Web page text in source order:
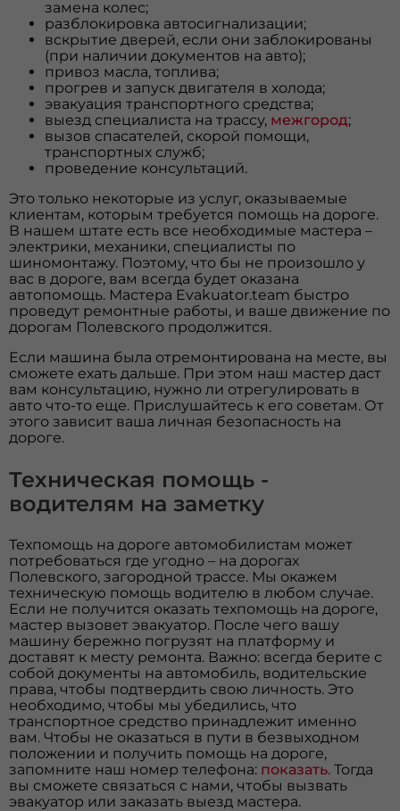
замена колес;
разблокировка автосигнализации;
вскрытие дверей, если они заблокированы
(при наличии документов на авто);
привоз масла, топлива;
прогрев и запуск двигателя в холода;
эвакуация транспортного средства;
выезд специалиста на трассу, межгород;
вызов спасателей, скорой помощи,
транспортных служб;
проведение консультаций.
Это только некоторые из услуг, оказываемые
клиентам, которым требуется помощь на дороге.
В нашем штате есть все необходимые мастера –
электрики, механики, специалисты по
шиномонтажу. Поэтому, что бы не произошло у
вас в дороге, вам всегда будет оказана
автопомощь. Мастера Evakuator.team быстро
проведут ремонтные работы, и ваше движение по
дорогам Полевского продолжится.
Если машина была отремонтирована на месте, вы
сможете ехать дальше. При этом наш мастер даст
вам консультацию, нужно ли отрегулировать в
авто что-то еще. Прислушайтесь к его советам. От
этого зависит ваша личная безопасность на
дороге.
Техническая помощь -
водителям на заметку
Техпомощь на дороге автомобилистам может
потребоваться где угодно – на дорогах
Полевского, загородной трассе. Мы окажем
техническую помощь водителю в любом случае.
Если не получится оказать техпомощь на дороге,
мастер вызовет эвакуатор. После чего вашу
машину бережно погрузят на платформу и
доставят к месту ремонта. Важно: всегда берите с
собой документы на автомобиль, водительские
права, чтобы подтвердить свою личность. Это
необходимо, чтобы мы убедились, что
транспортное средство принадлежит именно
вам. Чтобы не оказаться в пути в безвыходном
положении и получить помощь на дороге,
запомните наш номер телефона: показать. Тогда
вы сможете связаться с нами, чтобы вызвать
эвакуатор или заказать выезд мастера.